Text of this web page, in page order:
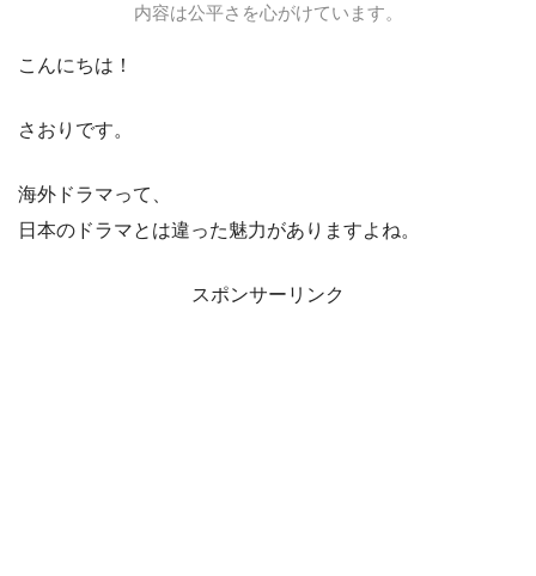
内容は公平さを心がけています。
こんにちは！
さおりです。
海外ドラマって、
日本のドラマとは違った魅力がありますよね。
スポンサーリンク